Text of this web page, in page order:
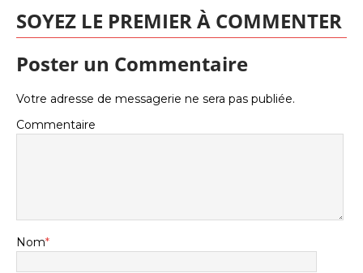
SOYEZ LE PREMIER À COMMENTER
Poster un Commentaire
Votre adresse de messagerie ne sera pas publiée.
Commentaire
Nom*